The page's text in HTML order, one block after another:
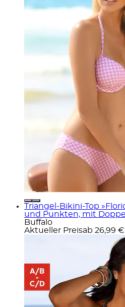
Triangel-Bikini-Top
und Punkten, mit
Buffalo
Aktueller Preisab 26,99 €